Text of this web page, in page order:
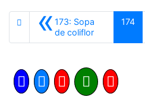
«173: Sopa
de coliflorAnterior
174